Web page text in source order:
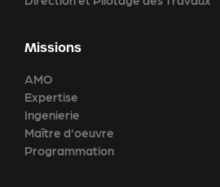
Missions
AMO
Expertise
Ingenierie
Maître d'oeuvre
Programmation